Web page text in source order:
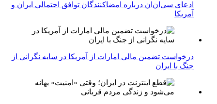
ادعای سی‌ان‌ان درباره امضاکنندگان توافق احتمالی ایران و
آمریکا
درخواست تضمین مالی امارات از آمریکا در سایه نگرانی از
جنگ با ایران